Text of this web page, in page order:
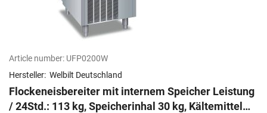
Article number: UFP0200W
Hersteller: Welbilt Deutschland
Flockeneisbereiter mit internem Speicher Leistung
/ 24Std.: 113 kg, Speicherinhal 30 kg, Kältemittel